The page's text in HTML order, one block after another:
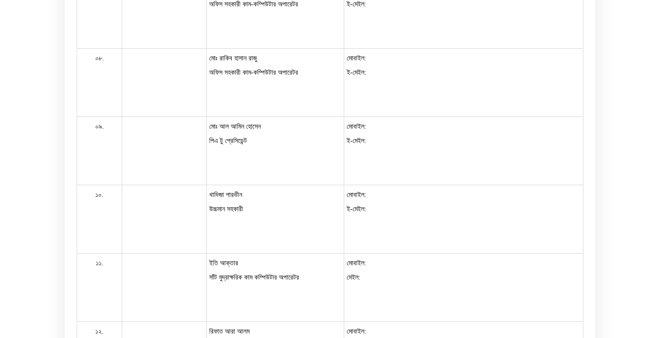
অফিস সহকারী কাম-কম্পিউটার অপারেটর
ই-মেইল:
০৮.
মোঃ রাকিব হাসান রাজু
অফিস সহকারী কাম-কম্পিউটার অপারেটর
মোবাইল:
ই-মেইল:
০৯.
মোঃ আল আমিন হোসেন
পিএ টু প্রেসিডেন্ট
মোবাইল:
ই-মেইল:
১০.
খাদিজা পারভীন
উচ্চমান সহকারী
মোবাইল:
ই-মেইল:
১১.
ইতি আক্তার
সাঁট মুদ্রাক্ষরিক কাম কম্পিউটার অপারেটর
মোবাইল:
মেইল:
১২.
রিফাত আরা আলম
মোবাইল: